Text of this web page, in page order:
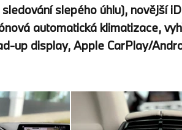
slepého úhlu), novější
automatická klimatizace,
up display, Apple CarPlay/